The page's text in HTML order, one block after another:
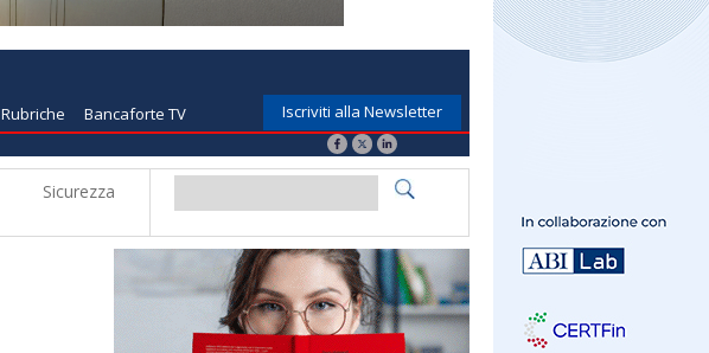
Rubriche Bancaforte TV Iscriviti alla Newsletter
Sicurezza